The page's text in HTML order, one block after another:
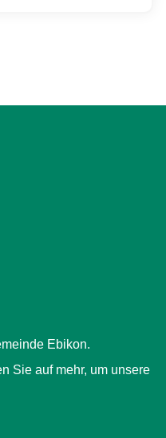
Ebikon.
Sie auf mehr, um unsere